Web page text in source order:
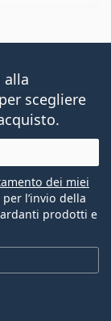
alla
scegliere
dei miei
l’invio della
prodotti e